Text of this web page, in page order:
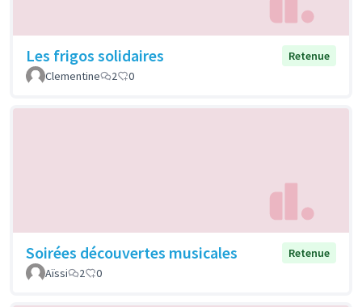
Les frigos solidaires
Retenue
Clementine
2 0
Soirées découvertes musicales
Retenue
Aïssi
2 0